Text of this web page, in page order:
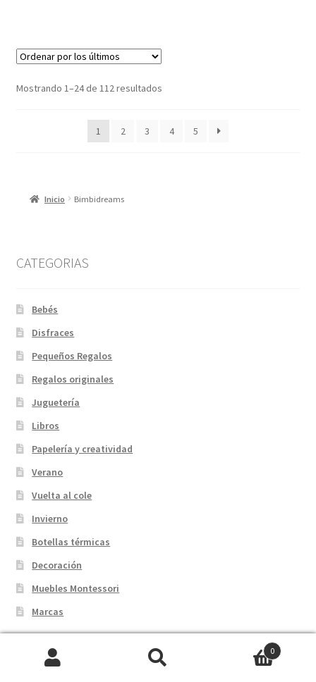
Mostrando 1–24 de 112 resultadosOrdenado
últimos
1 2 3 4 5
Inicio Bimbidreams
CATEGORIAS
Bebés
Disfraces
Pequeños Regalos
Regalos originales
Juguetería
Libros
Papelería y creatividad
Verano
Vuelta al cole
Invierno
Botellas térmicas
Decoración
Muebles Montessori
Marcas
0